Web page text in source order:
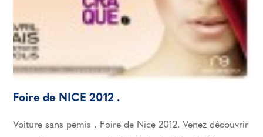
Foire de NICE 2012 .
Voiture sans pemis , Foire de Nice 2012. Venez découvrir